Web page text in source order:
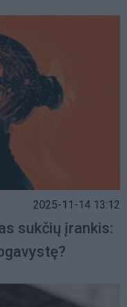
2025-11-14 13:12
sukčių įrankis: